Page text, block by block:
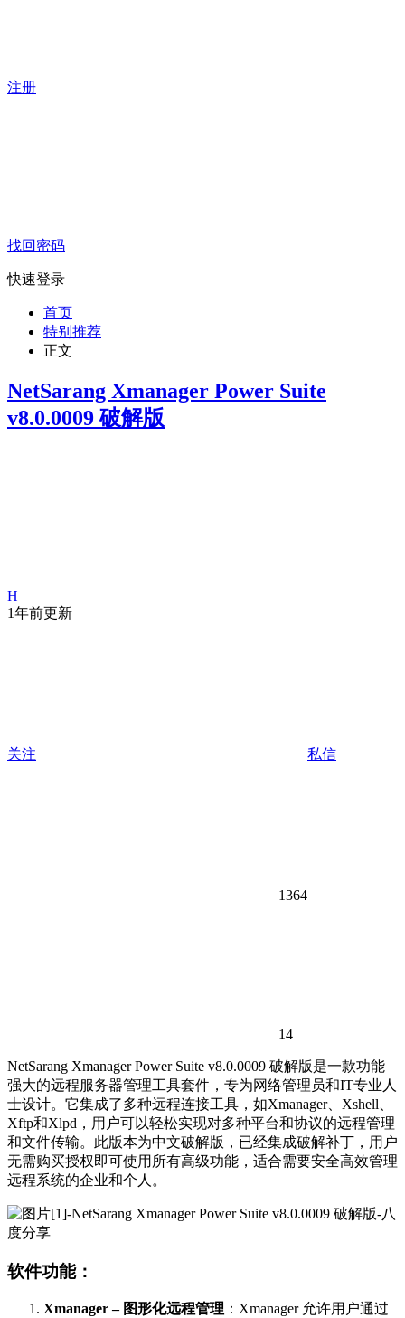
注册
找回密码
快速登录
首页
特别推荐
正文
NetSarang Xmanager Power Suite
v8.0.0009 破解版
H
1年前更新
关注 私信
1364
14
NetSarang Xmanager Power Suite v8.0.0009 破解版是一款功能
强大的远程服务器管理工具套件，专为网络管理员和IT专业人
士设计。它集成了多种远程连接工具，如Xmanager、Xshell、
Xftp和Xlpd，用户可以轻松实现对多种平台和协议的远程管理
和文件传输。此版本为中文破解版，已经集成破解补丁，用户
无需购买授权即可使用所有高级功能，适合需要安全高效管理
远程系统的企业和个人。
软件功能：
Xmanager – 图形化远程管理 ：Xmanager 允许用户通过